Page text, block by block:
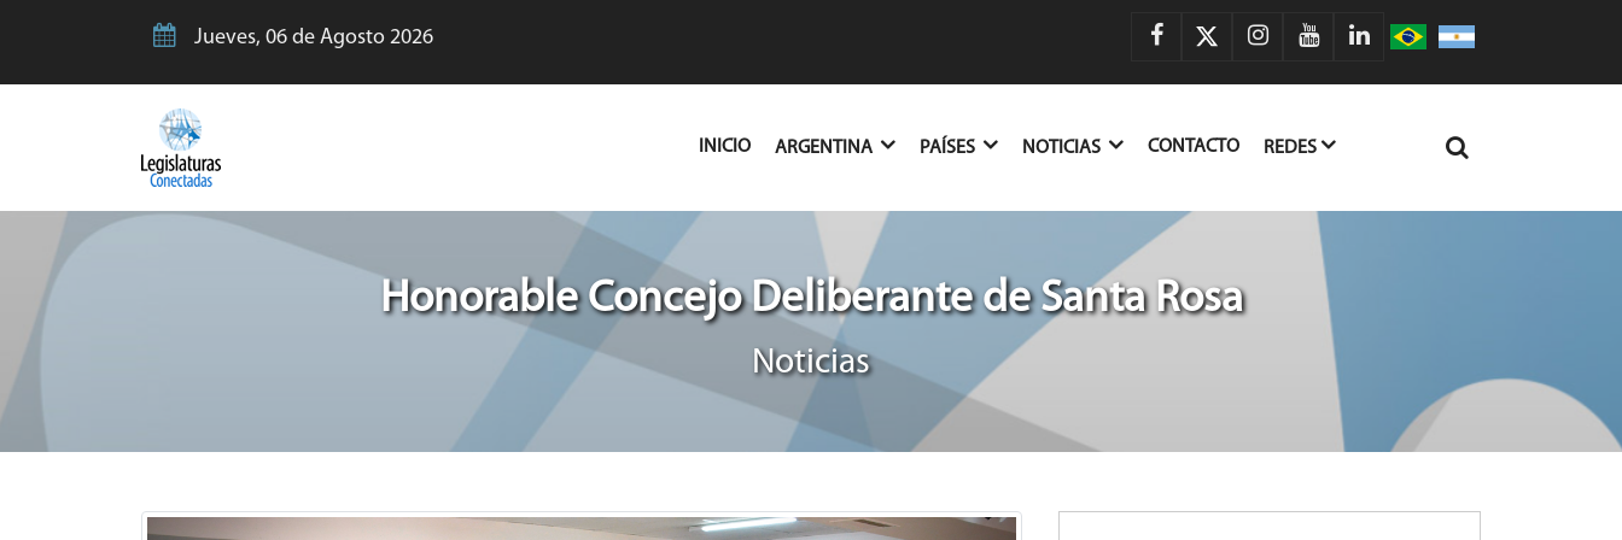
Jueves, 06 de Agosto 2026
INICIO(CURRENT)
ARGENTINA PAÍSES NOTICIAS CONTACTO REDES
Honorable Concejo Deliberante de Santa Rosa
Noticias